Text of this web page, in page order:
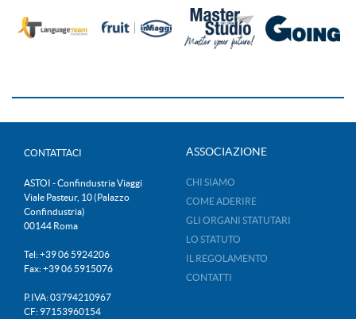
CONTATTACI
ASTOI - Confindustria Viaggi
Viale Pasteur, 10 (Palazzo
Confindustria)
00144 Roma
Tel: +39 06 5924206
Fax: +39 06 5915076
P.IVA: 03794210967
CF: 97153960154
ASSOCIAZIONE
CHI SIAMO
COME ADERIRE
GLI ORGANI STATUTARI
LO STATUTO
IL REGOLAMENTO
CONTATTI